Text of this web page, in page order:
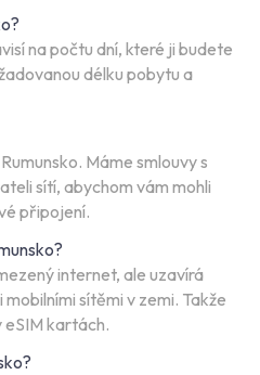
na počtu dní, které ji budete
délku pobytu a
Máme smlouvy s
sítí, abychom vám mohli
připojení.
internet, ale uzavírá
sítěmi v zemi. Takže
eSIM kartách.